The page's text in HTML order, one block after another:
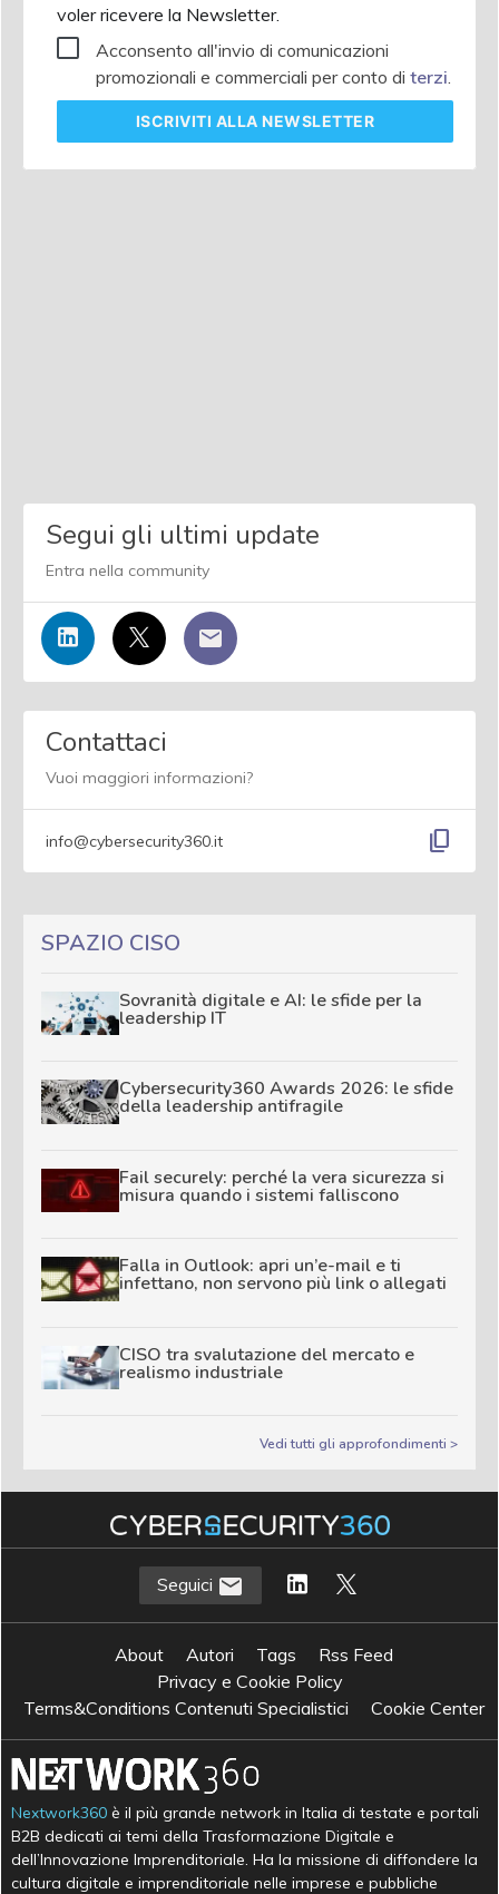
voler ricevere la Newsletter.
Acconsento all'invio di comunicazioni
promozionali e commerciali per conto di terzi
ISCRIVITI ALLA NEWSLETTER
Segui gli ultimi update
Entra nella community
Contattaci
Vuoi maggiori informazioni?
info@cybersecurity360.it content_copy
SPAZIO CISO
Sovranità digitale e AI: le sfide per la
leadership IT
Cybersecurity360 Awards 2026: le sfide
della leadership antifragile
Fail securely: perché la vera sicurezza si
misura quando i sistemi falliscono
Falla in Outlook: apri un’e-mail e ti
infettano, non servono più link o allegati
CISO tra svalutazione del mercato e
realismo industriale
Vedi tutti gli approfondimenti >
Seguici
About Autori Tags
Rss Feed
Privacy e Cookie Policy
Terms&Conditions Contenuti Specialistici
Cookie Center
Nextwork360 è il più grande network in Italia di testate e portali
B2B dedicati ai temi della Trasformazione Digitale e
dell’Innovazione Imprenditoriale. Ha la missione di diffondere la
cultura digitale e imprenditoriale nelle imprese e pubbliche